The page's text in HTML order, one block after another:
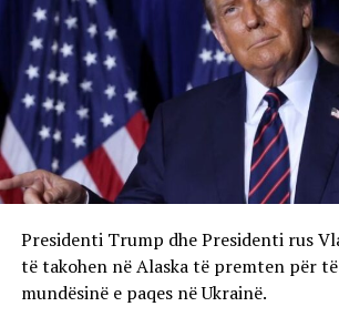
Presidenti Trump dhe Presidenti rus
të takohen në Alaska të premten për
mundësinë e paqes në Ukrainë.